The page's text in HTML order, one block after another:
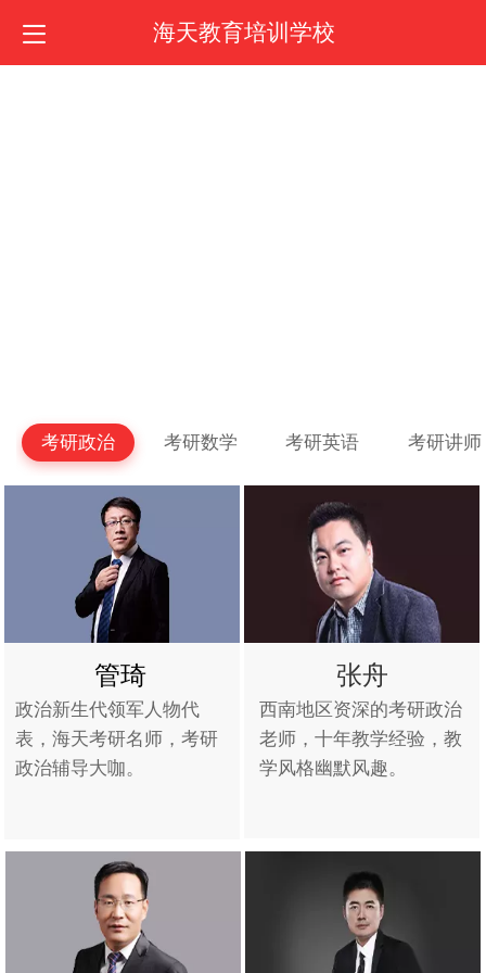
海天教育培训学校
考研政治 考研数学 考研英语 考研讲师
管琦
政治新生代领军人物代
表，海天考研名师，考研
政治辅导大咖。
张舟
西南地区资深的考研政治
老师，十年教学经验，教
学风格幽默风趣。